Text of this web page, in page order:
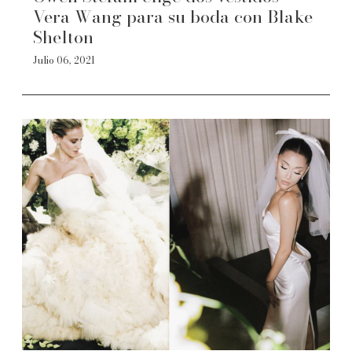
Vera Wang para su boda con Blake
Shelton
Julio 06, 2021